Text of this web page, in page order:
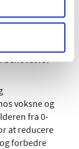
i
til
behovet for
voksne og
fra 0-
at reducere
forbedre